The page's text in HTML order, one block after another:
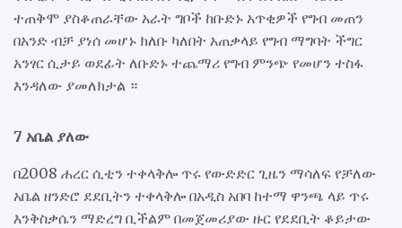
ተጠቅሞ ያስቆጠራቸው አራት ግቦች ከቡድኑ አጥቂዎች የግብ መጠን
በአንድ ብቻ ያነሰ መሆኑ ክለቡ ካለበት አጠቃላይ የግብ ማግባት ችግር
አንፃር ሲታይ ወደፊት ለቡድኑ ተጨማሪ የግብ ምንጭ የመሆን ተስፋ
እንዳለው ያመለክታል ።
7 አቤል ያለው
በ2008 ሐረር ሲቲን ተቀላቅሎ ጥሩ የውድድር ጊዜን ማሳለፍ የቻለው
አቤል ዘንድሮ ደደቢትን ተቀላቅሎ በአዲስ አበባ ከተማ ዋንጫ ላይ ጥሩ
እንቅስቃሴን ማድረግ ቢችልም በመጀመሪያው ዙር የደደቢት ቆይታው